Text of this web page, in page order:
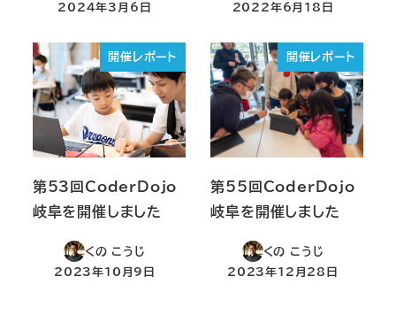
2024年3月6日 2022年6月18日
開催レポート
第53回CoderDojo
岐阜を開催しました
くの こうじ
2023年10月9日
開催レポート
第55回CoderDojo
岐阜を開催しました
くの こうじ
2023年12月28日